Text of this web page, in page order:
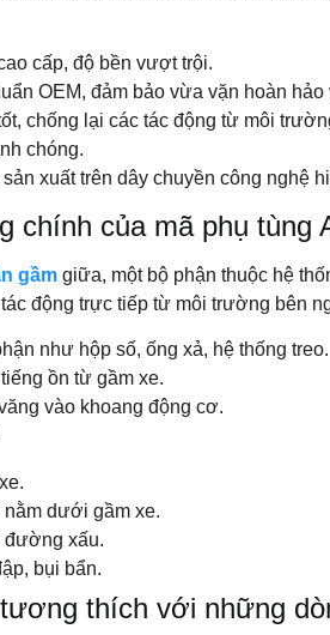
cấp, độ bền vượt trội.
OEM, đảm bảo vừa vặn hoàn hảo
chống lại các tác động từ môi
chóng.
xuất trên dây chuyền công nghệ
chính của mã phụ tùng
gầm giữa, một bộ phận thuộc hệ
động trực tiếp từ môi trường bên
như hộp số, ống xả, hệ thống treo.
ồn từ gầm xe.
vào khoang động cơ.
nằm dưới gầm xe.
đường xấu.
bụi bẩn.
thích với những